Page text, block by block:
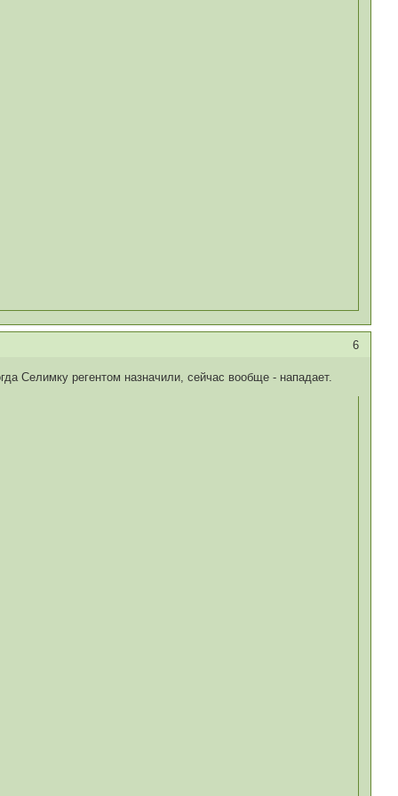
6
Селимку регентом назначили, сейчас вообще - нападает.